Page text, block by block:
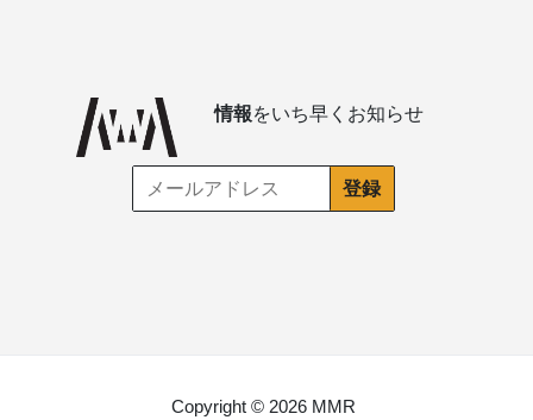
情報をいち早くお知らせ
Copyright © 2026 MMR